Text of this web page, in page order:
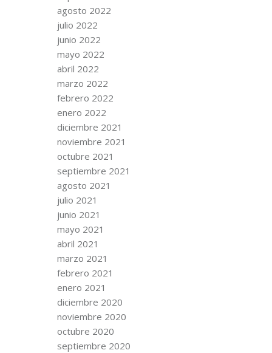
agosto 2022
julio 2022
junio 2022
mayo 2022
abril 2022
marzo 2022
febrero 2022
enero 2022
diciembre 2021
noviembre 2021
octubre 2021
septiembre 2021
agosto 2021
julio 2021
junio 2021
mayo 2021
abril 2021
marzo 2021
febrero 2021
enero 2021
diciembre 2020
noviembre 2020
octubre 2020
septiembre 2020